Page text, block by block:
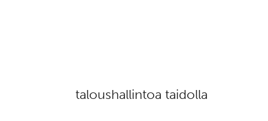
taloushallintoa taidolla